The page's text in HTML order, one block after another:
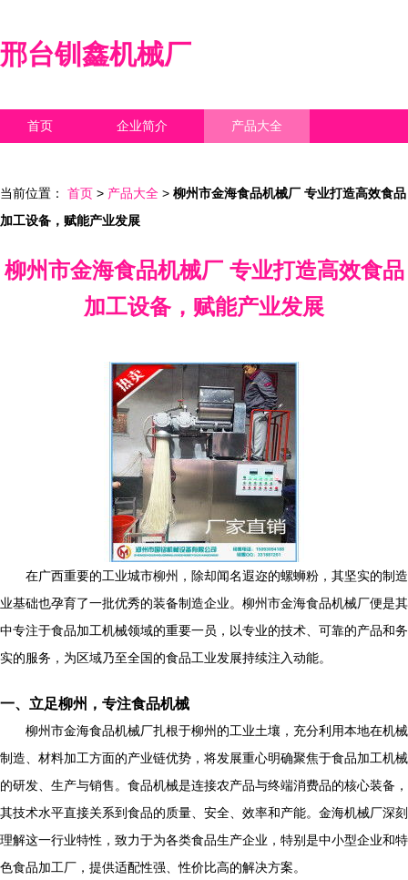
邢台钏鑫机械厂
首页 企业简介 产品大全
当前位置： 首页 > 产品大全 > 柳州市金海食品机械厂 专业打造高效食品
加工设备，赋能产业发展
柳州市金海食品机械厂 专业打造高效食品
加工设备，赋能产业发展
在广西重要的工业城市柳州，除却闻名遐迩的螺蛳粉，其坚实的制造
业基础也孕育了一批优秀的装备制造企业。柳州市金海食品机械厂便是其
中专注于食品加工机械领域的重要一员，以专业的技术、可靠的产品和务
实的服务，为区域乃至全国的食品工业发展持续注入动能。
一、立足柳州，专注食品机械
柳州市金海食品机械厂扎根于柳州的工业土壤，充分利用本地在机械
制造、材料加工方面的产业链优势，将发展重心明确聚焦于食品加工机械
的研发、生产与销售。食品机械是连接农产品与终端消费品的核心装备，
其技术水平直接关系到食品的质量、安全、效率和产能。金海机械厂深刻
理解这一行业特性，致力于为各类食品生产企业，特别是中小型企业和特
色食品加工厂，提供适配性强、性价比高的解决方案。